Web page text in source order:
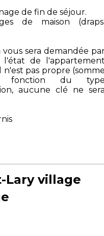
de fin de séjour.
de maison
sera demandée
l'état de
n'est pas propre
fonction du
aucune clé ne
Lary village